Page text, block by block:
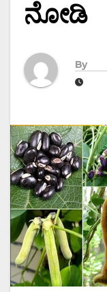
ನೋಡಿ
By